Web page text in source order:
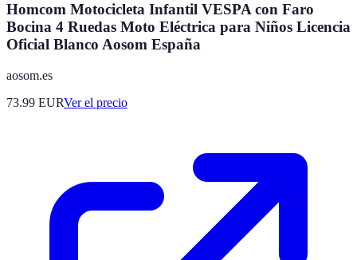
Homcom Motocicleta Infantil VESPA con Faro
Bocina 4 Ruedas Moto Eléctrica para Niños Licencia
Oficial Blanco Aosom España
aosom.es
73.99 EURVer el precio